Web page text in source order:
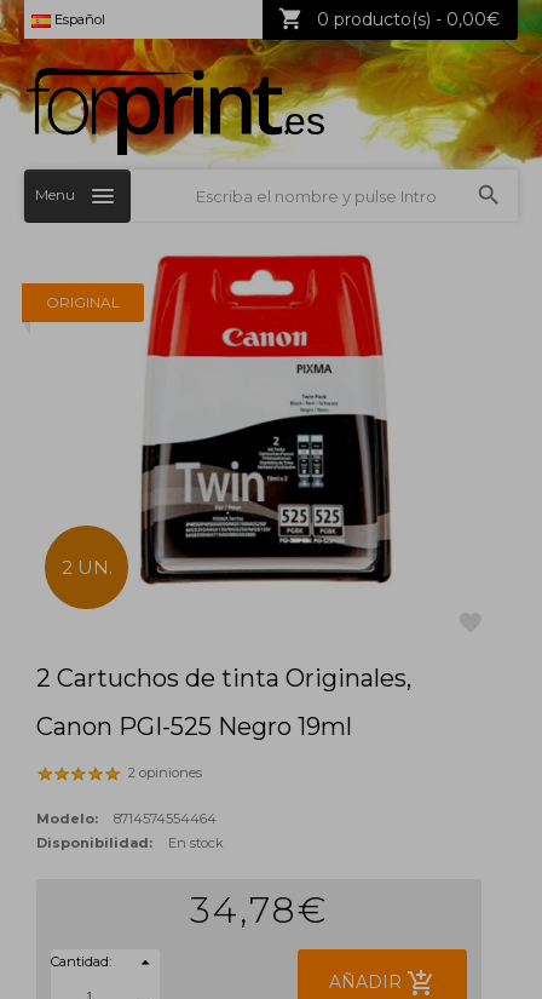
Español 0 producto(s) - 0,00€
Menu
ORIGINAL
2 UN.
2 Cartuchos de tinta Originales,
Canon PGI-525 Negro 19ml
2 opiniones
Modelo:
8714574554464
Disponibilidad:
En stock
34,78€
Cantidad:
AÑADIR add_shopping_cart